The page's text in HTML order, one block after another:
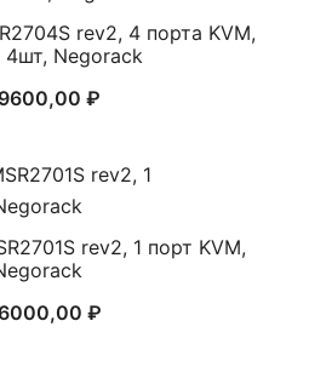
rev2, 4 порта KVM,
4шт, Negorack
₽
rev2, 1 порт KVM,
₽